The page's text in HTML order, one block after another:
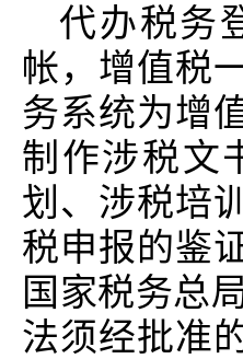
代办税务
帐，增值税
务系统为增
制作涉税文
划、涉税培
税申报的鉴
国家税务总
法须经批准